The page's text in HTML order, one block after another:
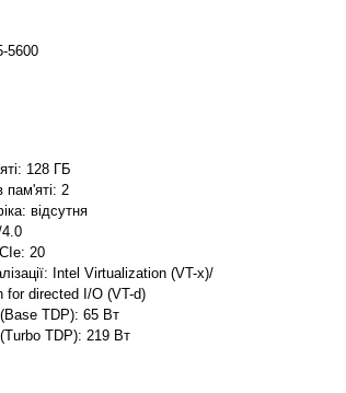
5600
128 ГБ
пам'яті: 2
відсутня
4.0
20
Intel Virtualization (VT-x)/
for directed I/O (VT-d)
TDP): 65 Вт
TDP): 219 Вт